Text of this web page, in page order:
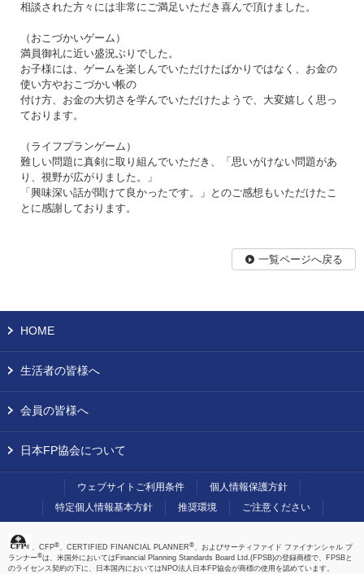
相談された方々には非常にご満足いただき喜んで頂けました。
（おこづかいゲーム）
満員御礼に近い盛況ぶりでした。
お子様には、ゲームを楽しんでいただけたばかりではなく、お金の
使い方やおこづかい帳の
付け方、お金の大切さを学んでいただけたようで、大変嬉しく思っ
ております。
（ライフプランゲーム）
難しい問題に真剣に取り組んでいただき、「思いがけない問題があ
り、視野が広がりました。」
「興味深い話が聞けて良かったです。」とのご感想もいただけたこ
とに感謝しております。
一覧ページへ戻る
HOME
生活者の皆様へ
会員の皆様へ
日本FP協会について
ウェブサイトご利用条件
個人情報保護方針
特定個人情報基本方針
推奨環境 ご注意ください
、CFP®、CERTIFIED FINANCIAL PLANNER®、およびサーティファイド ファイナンシャル プ
ランナー®は、米国外においてはFinancial Planning Standards Board Ltd.(FPSB)の登録商標で、FPSBと
のライセンス契約の下に、日本国内においてはNPO法人日本FP協会が商標の使用を認めています。